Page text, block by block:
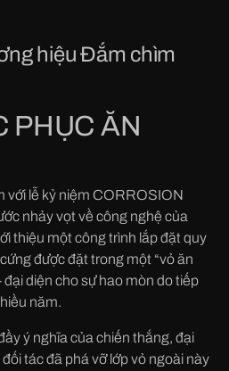
hiệu Đắm chìm
PHỤC ĂN
với lễ kỷ niệm CORROSION
nhảy vọt về công nghệ của
thiệu một công trình lắp đặt quy
được đặt trong một “vỏ ăn
đại diện cho sự hao mòn do tiếp
năm.
ý nghĩa của chiến thắng, đại
tác đã phá vỡ lớp vỏ ngoài này